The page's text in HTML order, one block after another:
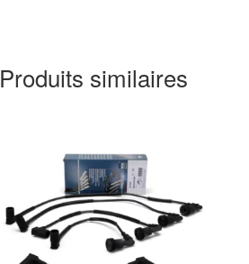
Produits similaires